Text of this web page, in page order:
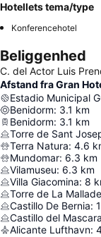
Hotellets tema/type
Konferencehotel
Beliggenhed
C. del Actor Luis
Afstand fra Gran
Estadio Municipal
Benidorm: 3.1 km
Benidorm: 3.1 km
Torre de Sant
Terra Natura: 4.6
Mundomar: 6.3 km
Vilamuseu: 6.3 km
Villa Giacomina: 8
Torre de La
Castillo De Bernia:
Castillo del
Alicante Lufthavn: